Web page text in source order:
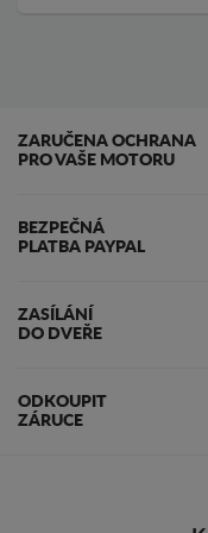
ZARUČENA OCHRANA
PRO VAŠE MOTORU
BEZPEČNÁ
PLATBA PAYPAL
ZASÍLÁNÍ
DO DVEŘE
ODKOUPIT
ZÁRUCE